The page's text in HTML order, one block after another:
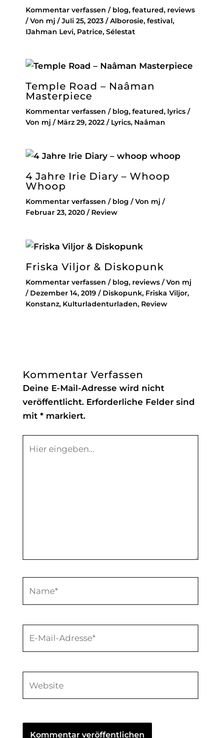
Kommentar verfassen / blog, featured, reviews
/ Von mj /Juli 25, 2023 /Alborosie, festival,
IJahman Levi, Patrice, Sélestat
Temple Road – Naâman
Masterpiece
Kommentar verfassen / blog, featured, lyrics/
Von mj / März 29, 2022 / Lyrics, Naâman
4 Jahre Irie Diary – Whoop
Whoop
Kommentar verfassen / blog / Von mj /
Februar 23, 2020 / Review
Friska Viljor & Diskopunk
Kommentar verfassen / blog, reviews/ Von mj
/ Dezember 14, 2019 / Diskopunk, Friska Viljor,
Konstanz, Kulturladenturladen, Review
Kommentar Verfassen
Deine E-Mail-Adresse wird nicht
veröffentlicht. Erforderliche Felder sind
mit *markiert.
eingeben…